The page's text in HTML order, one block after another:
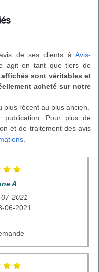
de ses clients à Avis-
agit en tant que tiers de
sont véritables et
acheté sur notre
plus récent au plus ancien.
Pour plus de
et de traitement des avis
.
A
2021
06-2021